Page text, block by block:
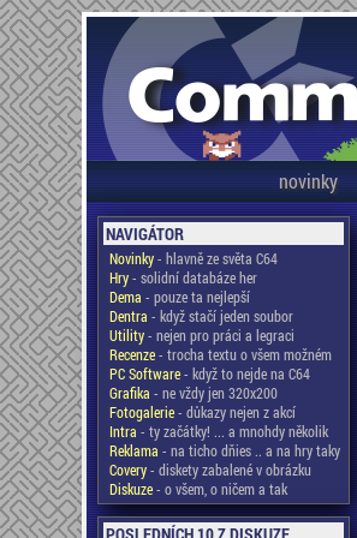
novinky
NAVIGÁTOR
Novinky- hlavně ze světa C64
Hry- solidní databáze her
Dema - pouze ta nejlepší
Dentra - když stačí jeden soubor
Utility- nejen pro práci a legraci
Recenze- trocha textu o všem možném
PC Software- když to nejde na C64
Grafika - ne vždy jen 320x200
Fotogalerie- důkazy nejen z akcí
Intra - ty začátky! ... a mnohdy několik
Reklama - na ticho dňies .. a na hry taky
Covery- diskety zabalené v obrázku
Diskuze- o všem, o ničem a tak